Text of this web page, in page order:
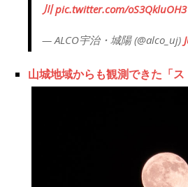
川 pic.twitter.com/oS3QkluOH3
— ALCO宇治・城陽 (@alco_uj)
山城地域からも観測できた「ス